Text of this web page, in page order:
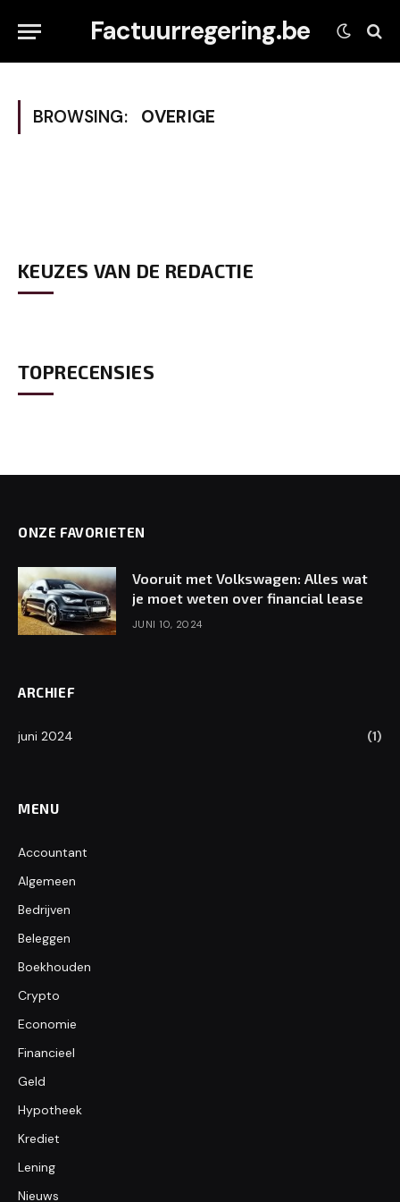
Factuurregering.be
BROWSING: OVERIGE
KEUZES VAN DE REDACTIE
TOPRECENSIES
ONZE FAVORIETEN
Vooruit met Volkswagen: Alles wat
je moet weten over financial lease
JUNI 10, 2024
ARCHIEF
juni 2024 (1)
MENU
Accountant
Algemeen
Bedrijven
Beleggen
Boekhouden
Crypto
Economie
Financieel
Geld
Hypotheek
Krediet
Lening
Nieuws